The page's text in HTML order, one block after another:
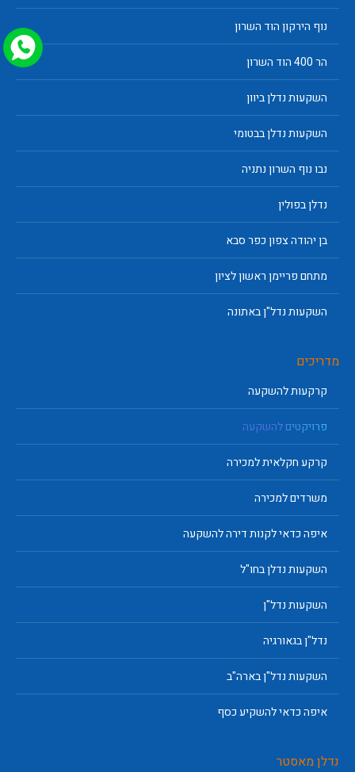
נוף הירקון הוד השרון
הר 400 הוד השרון
השקעות נדלן ביוון
השקעות נדלן בבטומי
נבו נוף השרון נתניה
נדלן בפולין
בן יהודה צפון כפר סבא
מתחם פריימן ראשון לציון
השקעות נדל"ן באתונה
מדריכים
קרקעות להשקעה
פרויקטים להשקעה
קרקע חקלאית למכירה
משרדים למכירה
איפה כדאי לקנות דירה להשקעה
השקעות נדלן בחו"ל
השקעות נדל"ן
נדל"ן בגאורגיה
השקעות נדל"ן בארה"ב
איפה כדאי להשקיע כסף
נדלן מאסטר